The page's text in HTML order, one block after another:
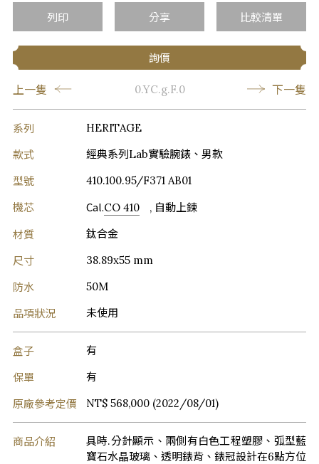
列印 分享 比較清單
詢價
上一隻 0.YC.g.F.0 下一隻
系列 HERITAGE
款式 經典系列Lab實驗腕錶、男款
型號 410.100.95/F371 AB01
機芯 Cal.CO 410 , 自動上鍊
材質 鈦合金
尺寸 38.89x55 mm
防水 50M
品項狀況 未使用
盒子 有
保單 有
原廠參考定價 NT$ 568,000 (2022/08/01)
商品介紹
具時.分針顯示、兩側有白色工程塑膠、弧型藍
寶石水晶玻璃、透明錶背、錶冠設計在6點方位